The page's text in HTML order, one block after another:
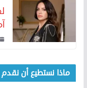
ماذا نستطيع أن